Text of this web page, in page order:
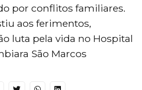
por conflitos familiares.
aos ferimentos,
luta pela vida no Hospital
São Marcos